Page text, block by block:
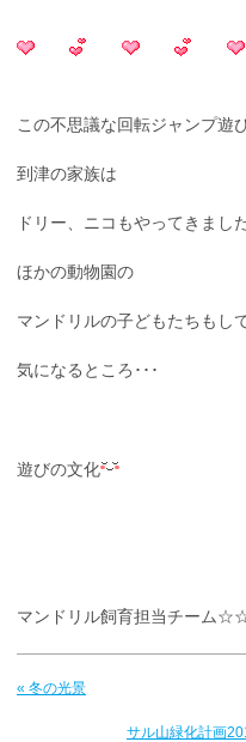
この不思議な回転ジャンプ遊
到津の家族は
ドリー、ニコもやってきまし
ほかの動物園の
マンドリルの子どもたちもし
気になるところ･･･
遊びの文化
マンドリル飼育担当チーム
« 冬の光景
サル山緑化計画